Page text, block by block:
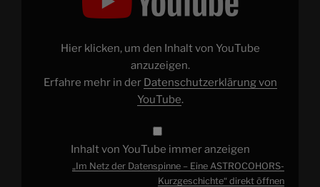
Kurzgeschichte“
Hier klicken, um den Inhalt von YouTube
anzuzeigen.
Erfahre mehr in der Datenschutzerklärung von
YouTube.
Inhalt von YouTube immer anzeigen
„Im Netz der Datenspinne – Eine ASTROCOHORS-
Kurzgeschichte“ direkt öffnen